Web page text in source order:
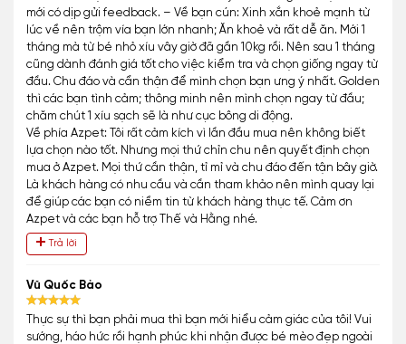
mới có dịp gửi feedback. – Về bạn cún: Xinh xắn khoẻ mạnh từ
lúc về nên trộm vía bạn lớn nhanh; Ăn khoẻ và rất dễ ăn. Mới 1
tháng mà từ bé nhỏ xíu vây giờ đã gần 10kg rồi. Nên sau 1 tháng
cũng dành đánh giá tốt cho việc kiểm tra và chọn giống ngay từ
đầu. Chu đáo và cẩn thận để mình chọn bạn ưng ý nhất. Golden
thì các bạn tình cảm; thông minh nên mình chọn ngay từ đầu;
chăm chút 1 xíu sạch sẽ là như cục bông di động.
Về phía Azpet: Tôi rất cảm kích vì lần đầu mua nên không biết
lựa chọn nào tốt. Nhưng mọi thứ chỉn chu nên quyết định chọn
mua ở Azpet. Mọi thứ cần thận, tỉ mỉ và chu đáo đến tận bây giờ.
Là khách hàng có nhu cầu và cần tham khảo nên mình quay lại
để giúp các bạn có niềm tin từ khách hàng thực tế. Cảm ơn
Azpet và các bạn hỗ trợ Thế và Hằng nhé.
Trả lời
Vũ Quốc Bảo
Thực sự thì bạn phải mua thì bạn mới hiểu cảm giác của tôi! Vui
sướng, háo hức rồi hạnh phúc khi nhận được bé mèo đẹp ngoài